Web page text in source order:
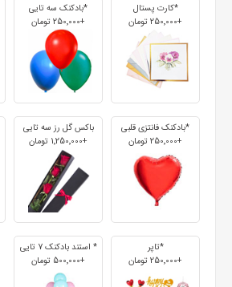
*کارت پستال
+250٬000 تومان
*بادکنک سه تایی
+250٬000 تومان
*بادکنک فانتزی قلبی
+250٬000 تومان
باکس گل رز سه تایی
+1٬250٬000 تومان
*تاپر
+250٬000 تومان
* استند بادکنک 7 تایی
+500٬000 تومان